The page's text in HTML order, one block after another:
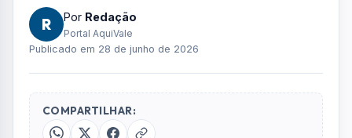
FOTO: AQUIVALE/IMAGENS